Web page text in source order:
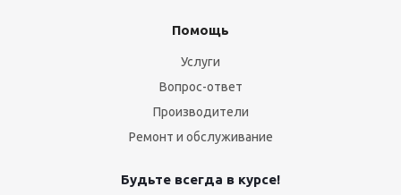
Помощь
Услуги
Вопрос-ответ
Производители
Ремонт и обслуживание
Будьте всегда в курсе!